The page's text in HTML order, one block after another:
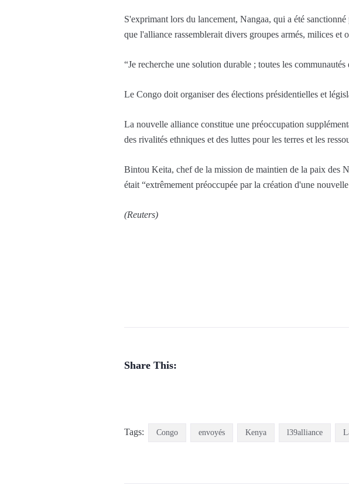
S'exprimant lors du lancement, Nangaa, qui a été
que l'alliance rassemblerait divers groupes armés, milices et
“Je recherche une solution durable ; toutes les
Le Congo doit organiser des élections présidentielles et
La nouvelle alliance constitue une préoccupation
des rivalités ethniques et des luttes pour les terres et les
Bintou Keita, chef de la mission de maintien de la paix des
était “extrêmement préoccupée par la création d'une
(Reuters)
Share This:
Tags: Congo envoyés Kenya l39alliance